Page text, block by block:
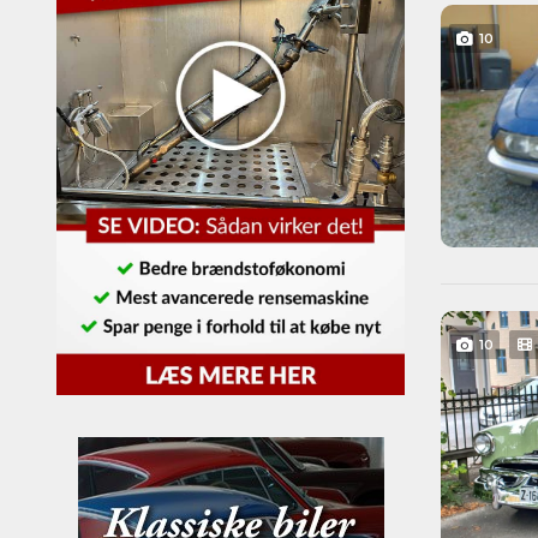
10
10